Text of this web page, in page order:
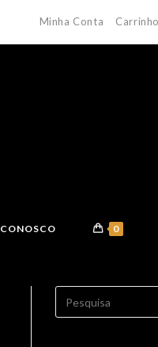
Minha Conta Carrinho
0